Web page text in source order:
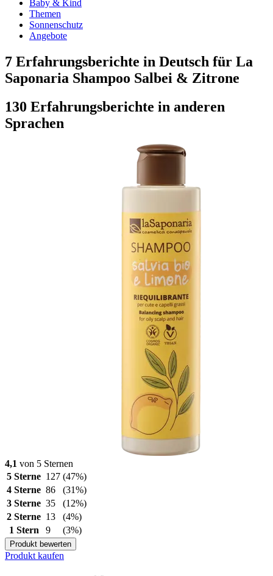
Baby & Kind
Themen
Sonnenschutz
Angebote
7 Erfahrungsberichte in Deutsch für La
Saponaria Shampoo Salbei & Zitrone
130 Erfahrungsberichte in anderen
Sprachen
4,1 von 5 Sternen
5 Sterne 127 (47%)
4 Sterne 86
(31%)
3 Sterne 35
(12%)
2 Sterne 13
(4%)
1 Stern
9 (3%)
Produkt bewerten
Produkt kaufen